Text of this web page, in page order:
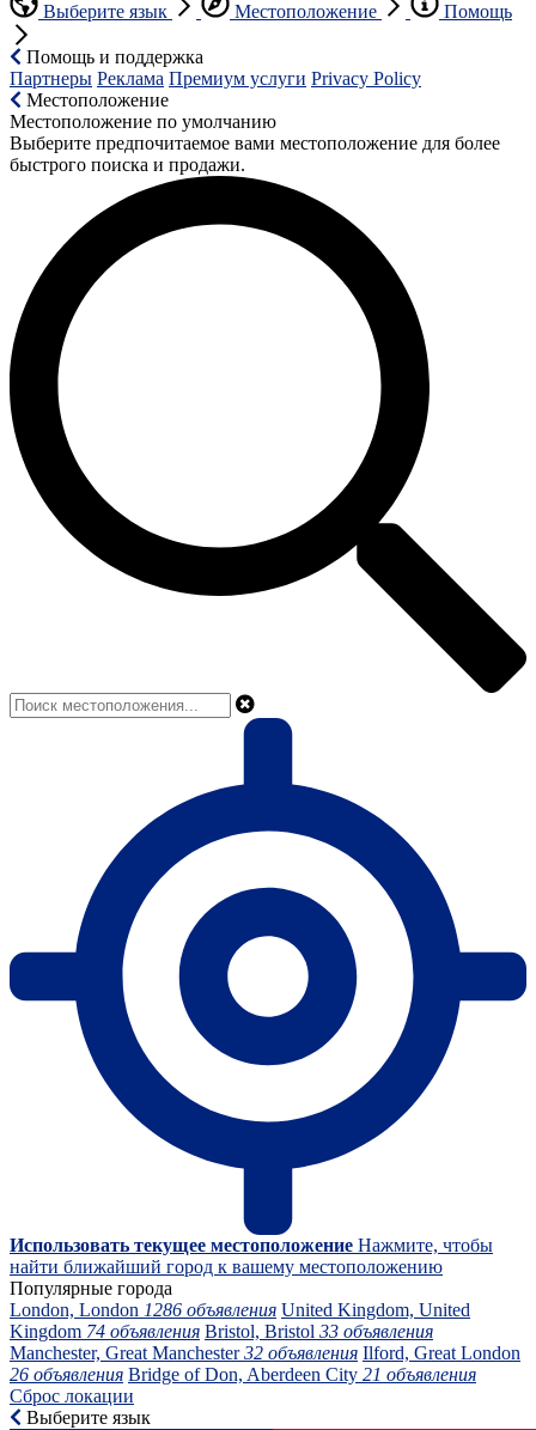
Выберите язык
Местоположение Помощь
Помощь и поддержка
Партнеры Реклама Премиум услуги Privacy Policy
Местоположение
Местоположение по умолчанию
Выберите предпочитаемое вами местоположение для более
быстрого поиска и продажи.
Использовать текущее местоположение Нажмите, чтобы
найти ближайший город к вашему местоположению
Популярные города
London, London 1286 объявления United Kingdom, United
Kingdom 74 объявления Bristol, Bristol 33 объявления
Manchester, Great Manchester32 объявления Ilford, Great London
26 объявления Bridge of Don, Aberdeen City 21 объявления
Сброс локации
Выберите язык